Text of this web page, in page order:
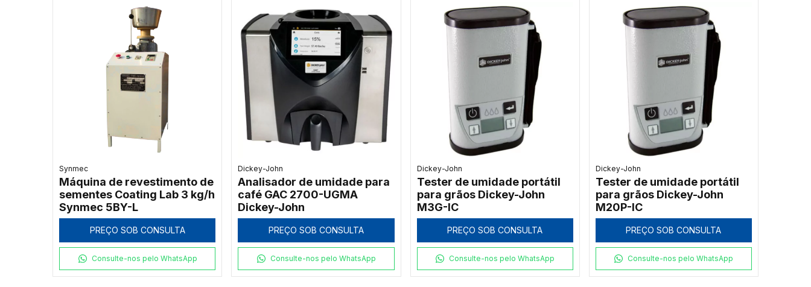
Synmec
Máquina de revestimento de
sementes Coating Lab 3 kg/h
Synmec 5BY-L
PREÇO SOB CONSULTA
Consulte-nos pelo WhatsApp
Dickey-John
Analisador de umidade para
café GAC 2700-UGMA
Dickey-John
PREÇO SOB CONSULTA
Consulte-nos pelo WhatsApp
Dickey-John
Tester de umidade portátil
para grãos Dickey-John
M3G-IC
PREÇO SOB CONSULTA
Consulte-nos pelo WhatsApp
Dickey-John
Tester de umidade portátil
para grãos Dickey-John
M20P-IC
PREÇO SOB CONSULTA
Consulte-nos pelo WhatsApp